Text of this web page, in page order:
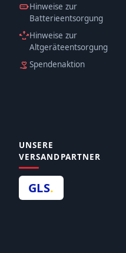
Hinweise zur
Batterieentsorgung
Hinweise zur
Altgeräteentsorgung
Spendenaktion
UNSERE
VERSANDPARTNER
GLS.